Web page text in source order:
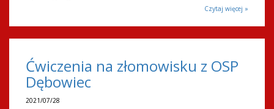
Czytaj więcej »
Ćwiczenia na złomowisku z OSP
Dębowiec
2021/07/28